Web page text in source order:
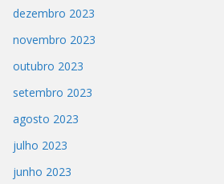
dezembro 2023
novembro 2023
outubro 2023
setembro 2023
agosto 2023
julho 2023
junho 2023